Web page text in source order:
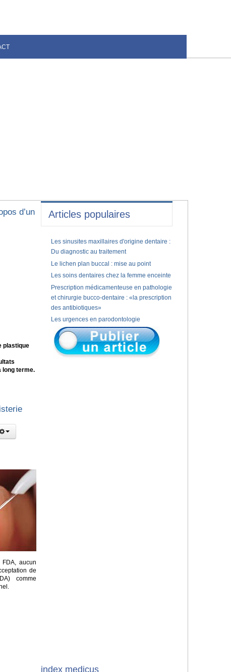
d’un
plastique
long terme.
aucun
de
comme
Articles populaires
Les sinusites maxillaires d'origine dentaire :
Du diagnostic au traitement
Le lichen plan buccal : mise au point
Les soins dentaires chez la femme enceinte
Prescription médicamenteuse en pathologie
et chirurgie bucco-dentaire : «la prescription
des antibiotiques»
Les urgences en parodontologie
index medicus